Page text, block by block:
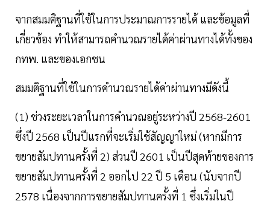
จากสมมติฐานที่ใช้ในการประมาณการรายได้ และข้อมูลที่
เกี่ยวข้อง ทำให้สามารถคำนวณรายได้ค่าผ่านทางได้ทั้งของ
กทพ. และของเอกชน
สมมติฐานที่ใช้ในการคำนวณรายได้ค่าผ่านทางมีดังนี้
(1) ช่วงระยะเวลาในการคำนวณอยู่ระหว่างปี 2568-2601
ซึ่งปี 2568 เป็นปีแรกที่จะเริ่มใช้สัญญาใหม่ (หากมีการ
ขยายสัมปทานครั้งที่ 2) ส่วนปี 2601 เป็นปีสุดท้ายของการ
ขยายสัมปทานครั้งที่ 2 ออกไป 22 ปี 5 เดือน (นับจากปี
2578 เนื่องจากการขยายสัมปทานครั้งที่ 1 ซึ่งเริ่มในปี